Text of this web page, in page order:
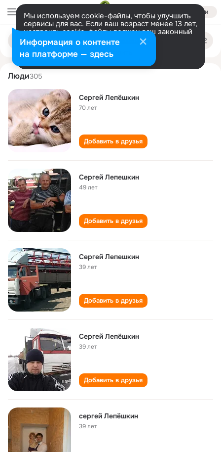
Войти
Мы используем cookie-файлы, чтобы улучшить
сервисы для вас. Если ваш возраст менее 13 лет,
настроить cookie-файлы должен ваш законный
представитель. Больше информации
Разрешить все Настроить
Поиск
людям
sergey lepyoshkin
Люди305
Сергей Лепёшкин
70 лет
Добавить в друзья
Сергей Лепешкин
49 лет
Добавить в друзья
Сергей Лепешкин
39 лет
Добавить в друзья
Сергей Лепёшкин
39 лет
Добавить в друзья
сергей Лепёшкин
39 лет
Информация о контенте
на платформе — здесь